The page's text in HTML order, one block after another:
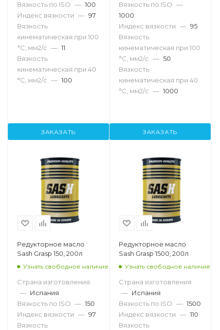
Вязкость по ISO — 100
Индекс вязкости — 97
Вязкость
кинематическая при 100
°С, мм2/с — 11
Вязкость
кинематическая при 40
°С, мм2/с — 100
ЗАКАЗАТЬ
Вязкость по ISO —
1000
Индекс вязкости — 95
Вязкость
кинематическая при 100
°С, мм2/с — 50
Вязкость
кинематическая при 40
°С, мм2/с — 1000
ЗАКАЗАТЬ
Редукторное масло
Sash Grasp 150, 200л
Узнать свободное наличие
Страна изготовления
— Испания
Вязкость по ISO — 150
Индекс вязкости — 97
Вязкость
Редукторное масло
Sash Grasp 1500, 200л
Узнать свободное наличие
Страна изготовления
— Испания
Вязкость по ISO — 1500
Индекс вязкости — 110
Вязкость